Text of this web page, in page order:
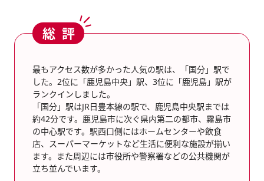
総評
最もアクセス数が多かった人気の駅は、「国分」駅で
した。2位に「鹿児島中央」駅、3位に「鹿児島」駅が
ランクインしました。
「国分」駅はJR日豊本線の駅で、鹿児島中央駅までは
約42分です。鹿児島市に次ぐ県内第二の都市、霧島市
の中心駅です。駅西口側にはホームセンターや飲食
店、スーパーマーケットなど生活に便利な施設が揃い
ます。また周辺には市役所や警察署などの公共機関が
立ち並んでいます。